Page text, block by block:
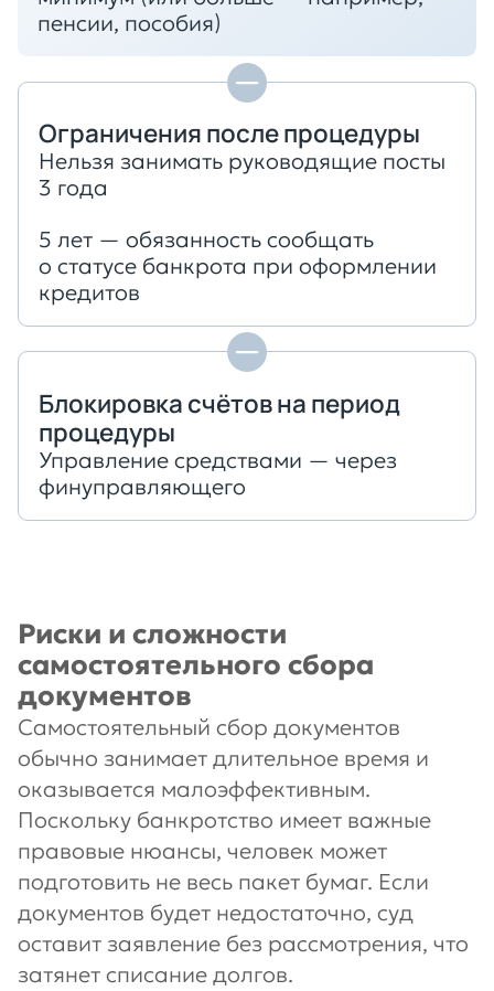
пенсии, пособия)
Ограничения после процедуры
Нельзя занимать руководящие посты
3 года
5 лет — обязанность сообщать
о статусе банкрота при оформлении
кредитов
Блокировка счётов на период
процедуры
Управление средствами — через
финуправляющего
Риски и сложности
самостоятельного сбора
документов
Самостоятельный сбор документов
обычно занимает длительное время и
оказывается малоэффективным.
Поскольку банкротство имеет важные
правовые нюансы, человек может
подготовить не весь пакет бумаг. Если
документов будет недостаточно, суд
оставит заявление без рассмотрения, что
затянет списание долгов.